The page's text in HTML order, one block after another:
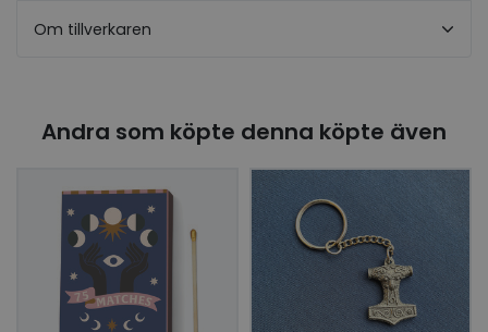
Om tillverkaren
Andra som köpte denna köpte även